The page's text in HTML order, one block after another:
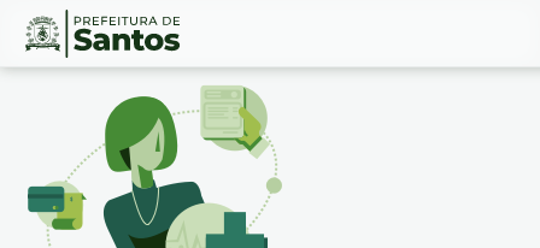
Ir
Conteúdo